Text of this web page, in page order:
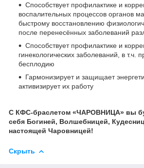
Способствует профилактике и
воспалительных процессов органов
быстрому восстановлению
после перенесённых заболеваний
Способствует профилактике и
гинекологических заболеваний, в т.ч.
бесплодию
Гармонизирует и защищает
активизирует их работу
С КФС-браслетом «ЧАРОВНИЦА» вы
себя Богиней, Волшебницей,
настоящей Чаровницей!
Скрыть